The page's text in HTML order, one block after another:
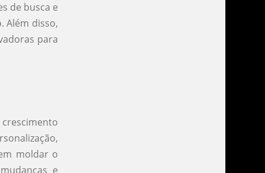
de busca e
Além disso,
para
moldar o
e